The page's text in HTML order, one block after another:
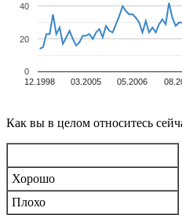
12.1998 03.2005 05.2006
0
20
40
Как вы в целом относитесь
Хорошо
Плохо